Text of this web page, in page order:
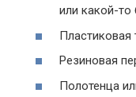
или какой-то
Пластиковая
Резиновая
Полотенца